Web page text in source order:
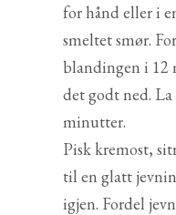
for hånd eller i
smeltet smør.
blandingen i 12
det godt ned.
minutter.
Pisk kremost,
til en glatt
igjen. Fordel